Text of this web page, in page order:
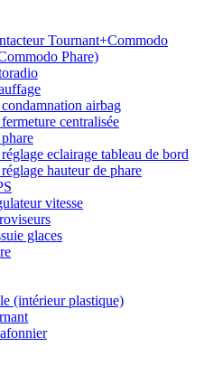
Tournant+Commodo
Phare)
airbag
centralisée
eclairage tableau de bord
hauteur de phare
vitesse
glaces
(intérieur plastique)